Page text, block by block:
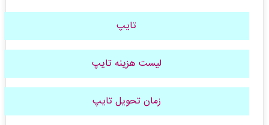
تایپ
لیست هزینه تایپ
زمان تحویل تایپ